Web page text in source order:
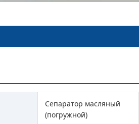
Сепаратор масляный
(погружной)